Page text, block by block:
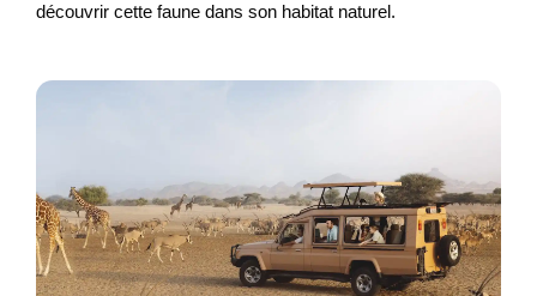
découvrir cette faune dans son habitat naturel.